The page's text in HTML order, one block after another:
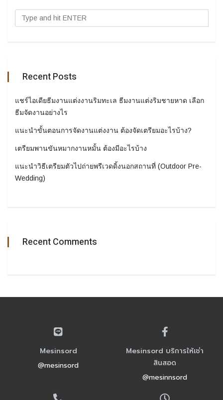
Recent Posts
แชร์ไอเดียธีมงานแต่งงานริมทะเล ธีมงานแต่งริมชายหาด เลือก
ธีมจัดงานอย่างไร
แนะนำขั้นตอนการจัดงานแต่งงาน ต้องจัดเตรียมอะไรบ้าง?
เตรียมพานขันหมากงานหมั้น ต้องมีอะไรบ้าง
แนะนำวิธีเตรียมตัวไปถ่ายพรีเวดดิ้งนอกสถานที่ (Outdoor Pre-
Wedding)
Recent Comments
Mesinsord
@mesinsord
Mesinsord บริการให้เช่า
สินสอด
@mesinnsord